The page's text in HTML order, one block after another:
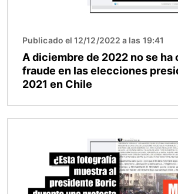
Publicado el 12/12/2022 a las 19:41
A diciembre de 2022 no se ha
fraude en las elecciones
2021 en Chile